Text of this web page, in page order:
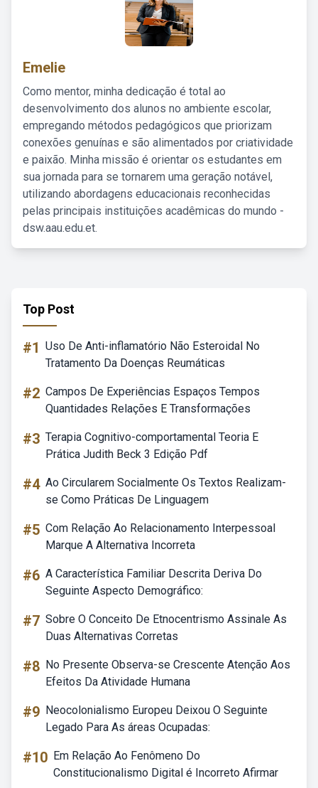
Emelie
Como mentor, minha dedicação é total ao
desenvolvimento dos alunos no ambiente escolar,
empregando métodos pedagógicos que priorizam
conexões genuínas e são alimentados por criatividade
e paixão. Minha missão é orientar os estudantes em
sua jornada para se tornarem uma geração notável,
utilizando abordagens educacionais reconhecidas
pelas principais instituições acadêmicas do mundo -
dsw.aau.edu.et.
Top Post
#1 Uso De Anti-inflamatório Não Esteroidal No
Tratamento Da Doenças Reumáticas
#2 Campos De Experiências Espaços Tempos
Quantidades Relações E Transformações
#3 Terapia Cognitivo-comportamental Teoria E
Prática Judith Beck 3 Edição Pdf
#4 Ao Circularem Socialmente Os Textos Realizam-
se Como Práticas De Linguagem
#5 Com Relação Ao Relacionamento Interpessoal
Marque A Alternativa Incorreta
#6 A Característica Familiar Descrita Deriva Do
Seguinte Aspecto Demográfico:
#7 Sobre O Conceito De Etnocentrismo Assinale As
Duas Alternativas Corretas
#8 No Presente Observa-se Crescente Atenção Aos
Efeitos Da Atividade Humana
#9 Neocolonialismo Europeu Deixou O Seguinte
Legado Para As áreas Ocupadas:
#10 Em Relação Ao Fenômeno Do
Constitucionalismo Digital é Incorreto Afirmar